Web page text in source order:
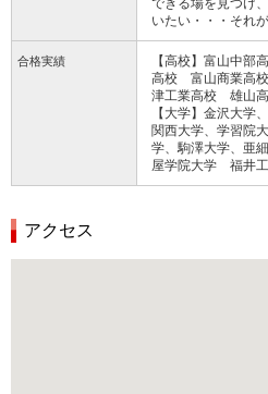
いたい・・・それ
合格実績
【高校】富山中
高校 富山商業高
津工業高校 雄山
【大学】金沢大学
関西大学、学習院
学、駒澤大学、
屋学院大学 福井
アクセス